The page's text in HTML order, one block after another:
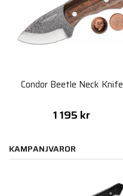
Condor Beetle Neck Knife
1 195 kr
KAMPANJVAROR